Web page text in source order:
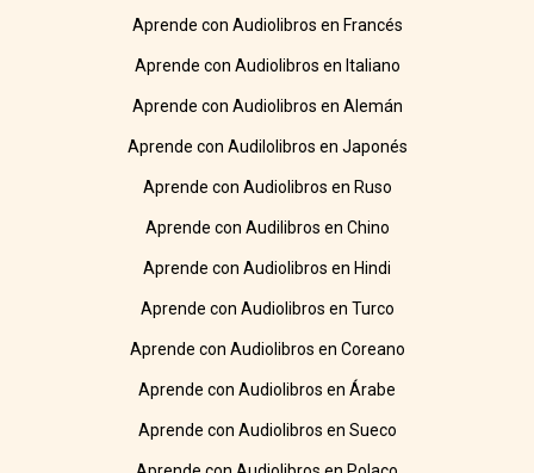
Aprende con Audiolibros en Francés
Aprende con Audiolibros en Italiano
Aprende con Audiolibros en Alemán
Aprende con Audilolibros en Japonés
Aprende con Audiolibros en Ruso
Aprende con Audilibros en Chino
Aprende con Audiolibros en Hindi
Aprende con Audiolibros en Turco
Aprende con Audiolibros en Coreano
Aprende con Audiolibros en Árabe
Aprende con Audiolibros en Sueco